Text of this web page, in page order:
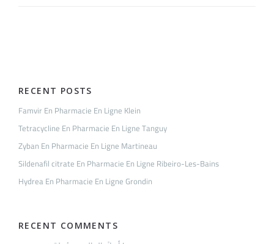
RECENT POSTS
Famvir En Pharmacie En Ligne Klein
Tetracycline En Pharmacie En Ligne Tanguy
Zyban En Pharmacie En Ligne Martineau
Sildenafil citrate En Pharmacie En Ligne Ribeiro-Les-Bains
Hydrea En Pharmacie En Ligne Grondin
RECENT COMMENTS